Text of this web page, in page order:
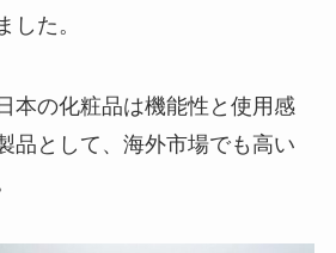
した。
本の化粧品は機能性と使用感
品として、海外市場でも高い